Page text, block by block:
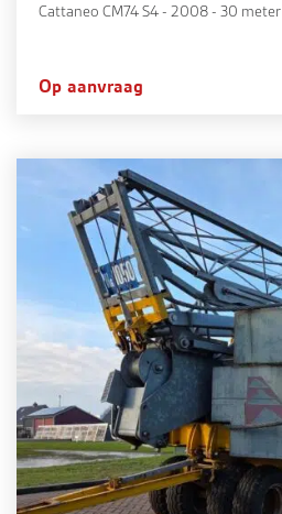
Cattaneo CM74 S4 - 2008 - 30 meter
Op aanvraag